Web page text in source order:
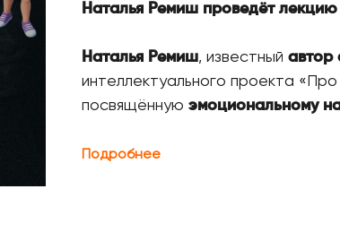
Наталья Ремиш проведёт
Наталья Ремиш, известный автор
интеллектуального проекта
посвящённую эмоциональному
Подробнее